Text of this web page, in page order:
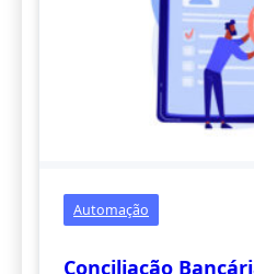
Automação
Conciliação